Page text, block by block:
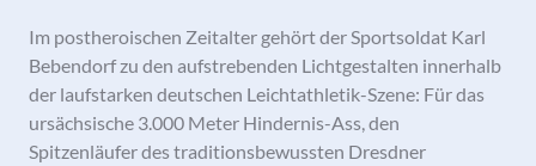
Im postheroischen Zeitalter gehört der Sportsoldat Karl
Bebendorf zu den aufstrebenden Lichtgestalten innerhalb
der laufstarken deutschen Leichtathletik-Szene: Für das
ursächsische 3.000 Meter Hindernis-Ass, den
Spitzenläufer des traditionsbewussten Dresdner